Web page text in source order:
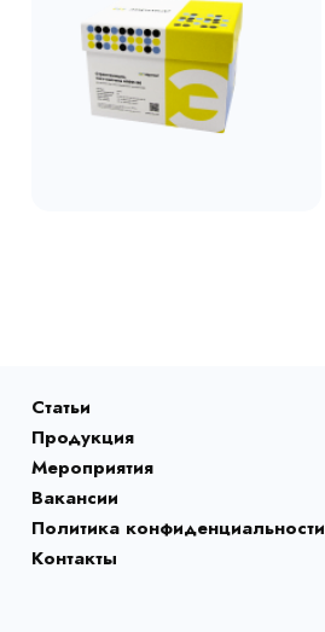
Статьи
Продукция
Мероприятия
Вакансии
Политика конфиденциальности
Контакты